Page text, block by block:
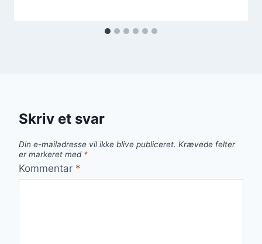
Skriv et svar
Din e-mailadresse vil ikke blive publiceret. Krævede felter
er markeret med *
Kommentar *